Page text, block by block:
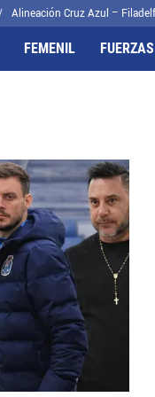
Alineación Cruz Azul –
FEMENIL